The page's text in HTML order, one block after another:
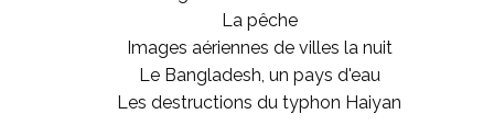
La pêche
Images aériennes de villes la nuit
Le Bangladesh, un pays d'eau
Les destructions du typhon Haiyan